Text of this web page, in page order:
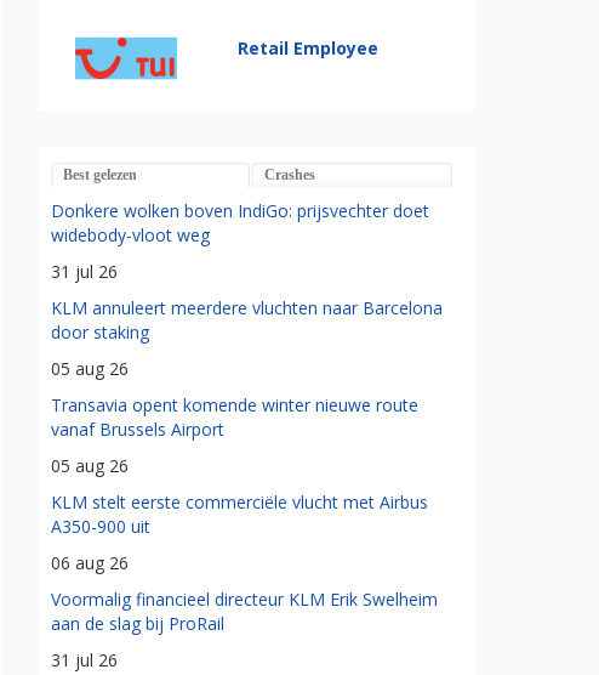
Retail Employee
Best gelezen Crashes
Donkere wolken boven IndiGo: prijsvechter doet
widebody-vloot weg
31 jul 26
KLM annuleert meerdere vluchten naar Barcelona
door staking
05 aug 26
Transavia opent komende winter nieuwe route
vanaf Brussels Airport
05 aug 26
KLM stelt eerste commerciële vlucht met Airbus
A350-900 uit
06 aug 26
Voormalig financieel directeur KLM Erik Swelheim
aan de slag bij ProRail
31 jul 26